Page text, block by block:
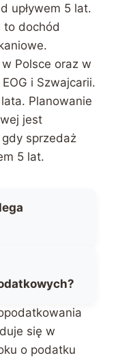
upływem 5 lat.
to dochód
Polsce oraz w
i Szwajcarii.
Planowanie
jest
sprzedaż
5 lat.
się w
o podatku